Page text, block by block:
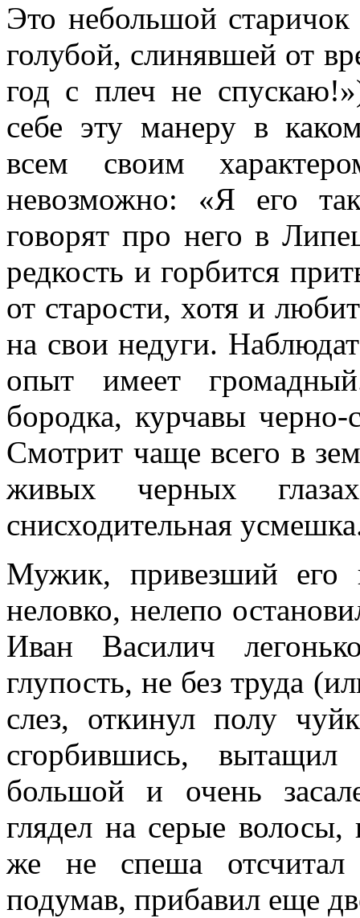
Это небольшой
голубой, слинявшей от
год с плеч не
себе эту манеру в
всем своим
невозможно: «Я его
говорят про него в
редкость и горбится
от старости, хотя и
на свои недуги.
опыт имеет
бородка, курчавы
Смотрит чаще всего в
живых черных
снисходительная
Мужик, привезший его
неловко, нелепо
Иван Василич
глупость, не без труда
слез, откинул полу
сгорбившись,
большой и очень
глядел на серые
же не спеша
подумав, прибавил еще